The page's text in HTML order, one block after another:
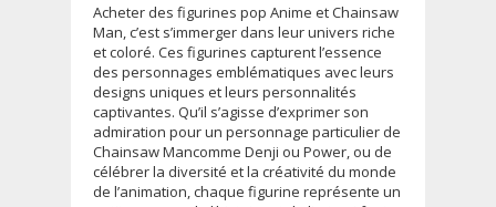
Acheter des figurines pop Anime et Chainsaw
Man, c’est s’immerger dans leur univers riche
et coloré. Ces figurines capturent l’essence
des personnages emblématiques avec leurs
designs uniques et leurs personnalités
captivantes. Qu’il s’agisse d’exprimer son
admiration pour un personnage particulier de
Chainsaw Mancomme Denji ou Power, ou de
célébrer la diversité et la créativité du monde
de l’animation, chaque figurine représente un